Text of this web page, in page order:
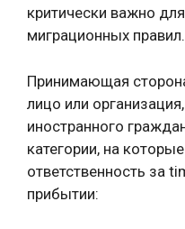
критически важно
миграционных правил.
Принимающая
лицо или
иностранного
категории, на
ответственность за
прибытии: